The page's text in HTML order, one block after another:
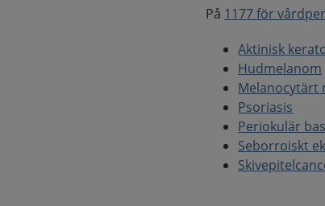
På 1177 för
Aktinisk
Hudmelanom
Melanocytärt
Psoriasis
Periokulär
Seborroiskt